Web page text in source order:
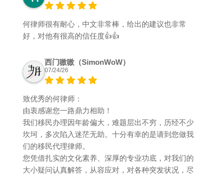
何律师很有耐心，中文非常棒，给出的建议也非常
好，对他有很高的信任度👍👍
西门嗷嗷（SimonWoW）
07/24/26
致优秀的何律师：
由衷感谢您一路鼎力相助！
我们移民办理因年龄偏大，难题层出不穷，历经不少
坎坷，多次陷入迷茫无助。十分有幸的是请到您做我
们的移民代理律师。
您凭借扎实的文化素养、深厚的专业功底，对我们的
大小疑问认真解答，从容应对，对各种突发状况，尽